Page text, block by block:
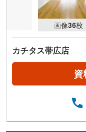
画像36枚
カチタス帯広店
資